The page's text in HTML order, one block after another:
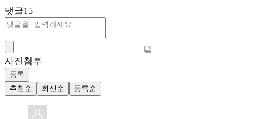
댓글15
사진첨부
등록
추천순
최신순 등록순